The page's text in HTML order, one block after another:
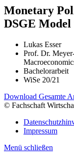
Monetary
DSGE
Lukas Esser
Prof. Dr.
Bachelorarbeit
WiSe 20/21
Download Gesamte
© Fachschaft
Impressum
Menü schließen